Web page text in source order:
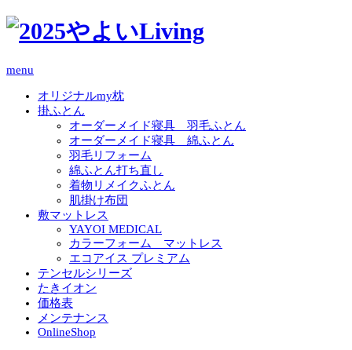
menu
オリジナルmy枕
掛ふとん
オーダーメイド寝具 羽毛ふとん
オーダーメイド寝具 綿ふとん
羽毛リフォーム
綿ふとん打ち直し
着物リメイクふとん
肌掛け布団
敷マットレス
YAYOI MEDICAL
カラーフォーム マットレス
エコアイス プレミアム
テンセルシリーズ
たきイオン
価格表
メンテナンス
OnlineShop